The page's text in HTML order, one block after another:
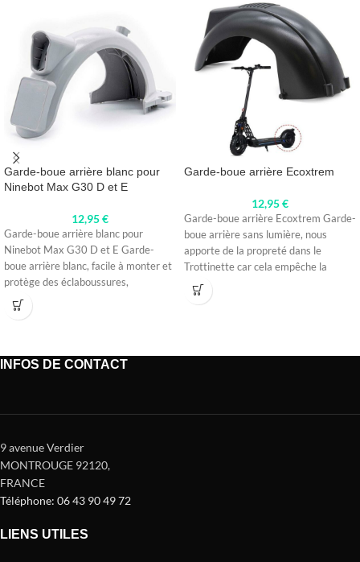
Garde-boue arrière blanc pour
Ninebot Max G30 D et E
12,95€
Garde-boue arrière blanc pour
Ninebot Max G30 D et E Garde-
boue arrière blanc, facile à monter et
protège des éclaboussures,
Garde-boue arrière Ecoxtrem
12,95€
Garde-boue arrière Ecoxtrem Garde-
boue arrière sans lumière, nous
apporte de la propreté dans le
Trottinette car cela empêche la
saleté,
INFOS DE CONTACT
9 avenue Verdier
MONTROUGE 92120,
FRANCE
Téléphone: 06 43 90 49 72
LIENS UTILES